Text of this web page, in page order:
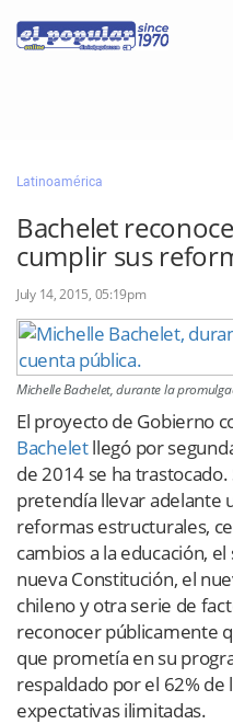
Classifieds
Categorías
Iniciar sesión con
Latinoamérica
Bachelet
cumplir sus
July 14, 2015, 05:19pm
Michelle Bachelet, durante la
El proyecto de Gobierno
Bacheletllegó por
de 2014 se ha
pretendía llevar adelante
reformas estructurales,
cambios a la educación,
nueva Constitución, el
chileno y otra serie de
reconocer públicamente
que prometía en su
respaldado por el 62% de
expectativas ilimitadas.